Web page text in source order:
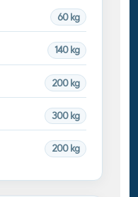
60 kg
140 kg
200 kg
300 kg
200 kg